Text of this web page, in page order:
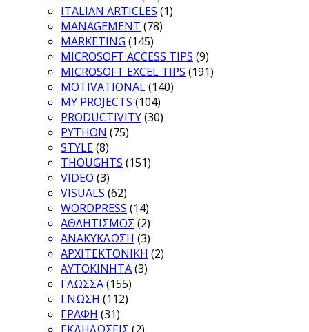
ITALIAN ARTICLES (1)
MANAGEMENT (78)
MARKETING (145)
MICROSOFT ACCESS TIPS (9)
MICROSOFT EXCEL TIPS (191)
MOTIVATIONAL(140)
MY PROJECTS (104)
PRODUCTIVITY(30)
PYTHON (75)
STYLE(8)
THOUGHTS (151)
VIDEO (3)
VISUALS (62)
WORDPRESS (14)
ΑΘΛΗΤΙΣΜΟΣ (2)
ΑΝΑΚΥΚΛΩΣΗ (3)
ΑΡΧΙΤΕΚΤΟΝΙΚΗ (2)
ΑΥΤΟΚΙΝΗΤΑ(3)
ΓΛΩΣΣΑ(155)
ΓΝΩΣΗ (112)
ΓΡΑΦΗ (31)